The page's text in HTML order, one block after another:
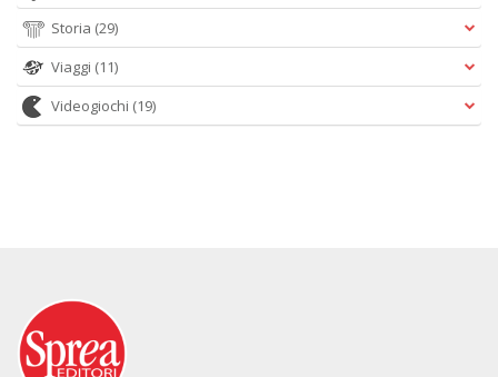
Storia (29)
Viaggi (11)
Videogiochi (19)